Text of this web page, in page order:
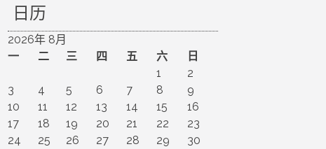
日历
2026年 8月
一
二 三 四 五 六
日
1
2
3
4 5 6 7 8
9
10
11 12 13 14 15
16
17
18 19 20 21 22
23
24
25 26 27 28 29
30